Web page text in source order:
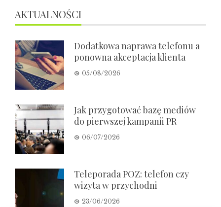
AKTUALNOŚCI
Dodatkowa naprawa telefonu a
ponowna akceptacja klienta
05/08/2026
Jak przygotować bazę mediów
do pierwszej kampanii PR
06/07/2026
Teleporada POZ: telefon czy
wizyta w przychodni
23/06/2026